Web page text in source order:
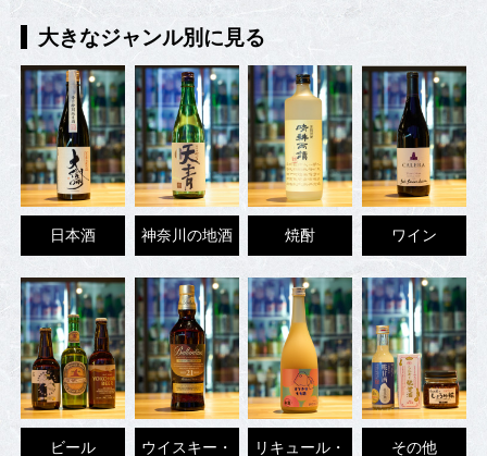
大きなジャンル別に見る
日本酒 神奈川の地酒 焼酎 ワイン
ビール ウイスキー・ リキュール・ その他